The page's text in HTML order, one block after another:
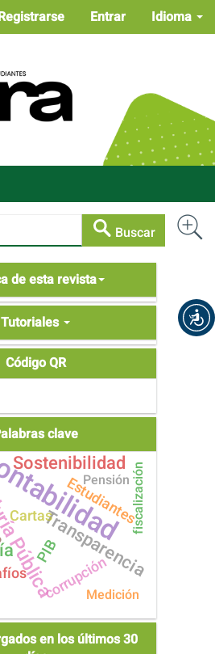
Idioma
Entrar
Buscar
de esta revista
Tutoriales
Código QR
clave
Transparencia
Sostenibilidad
PIB
corrupción
Cartas Estudiantes
Medición
Pensiónfiscalización
en los últimos 30